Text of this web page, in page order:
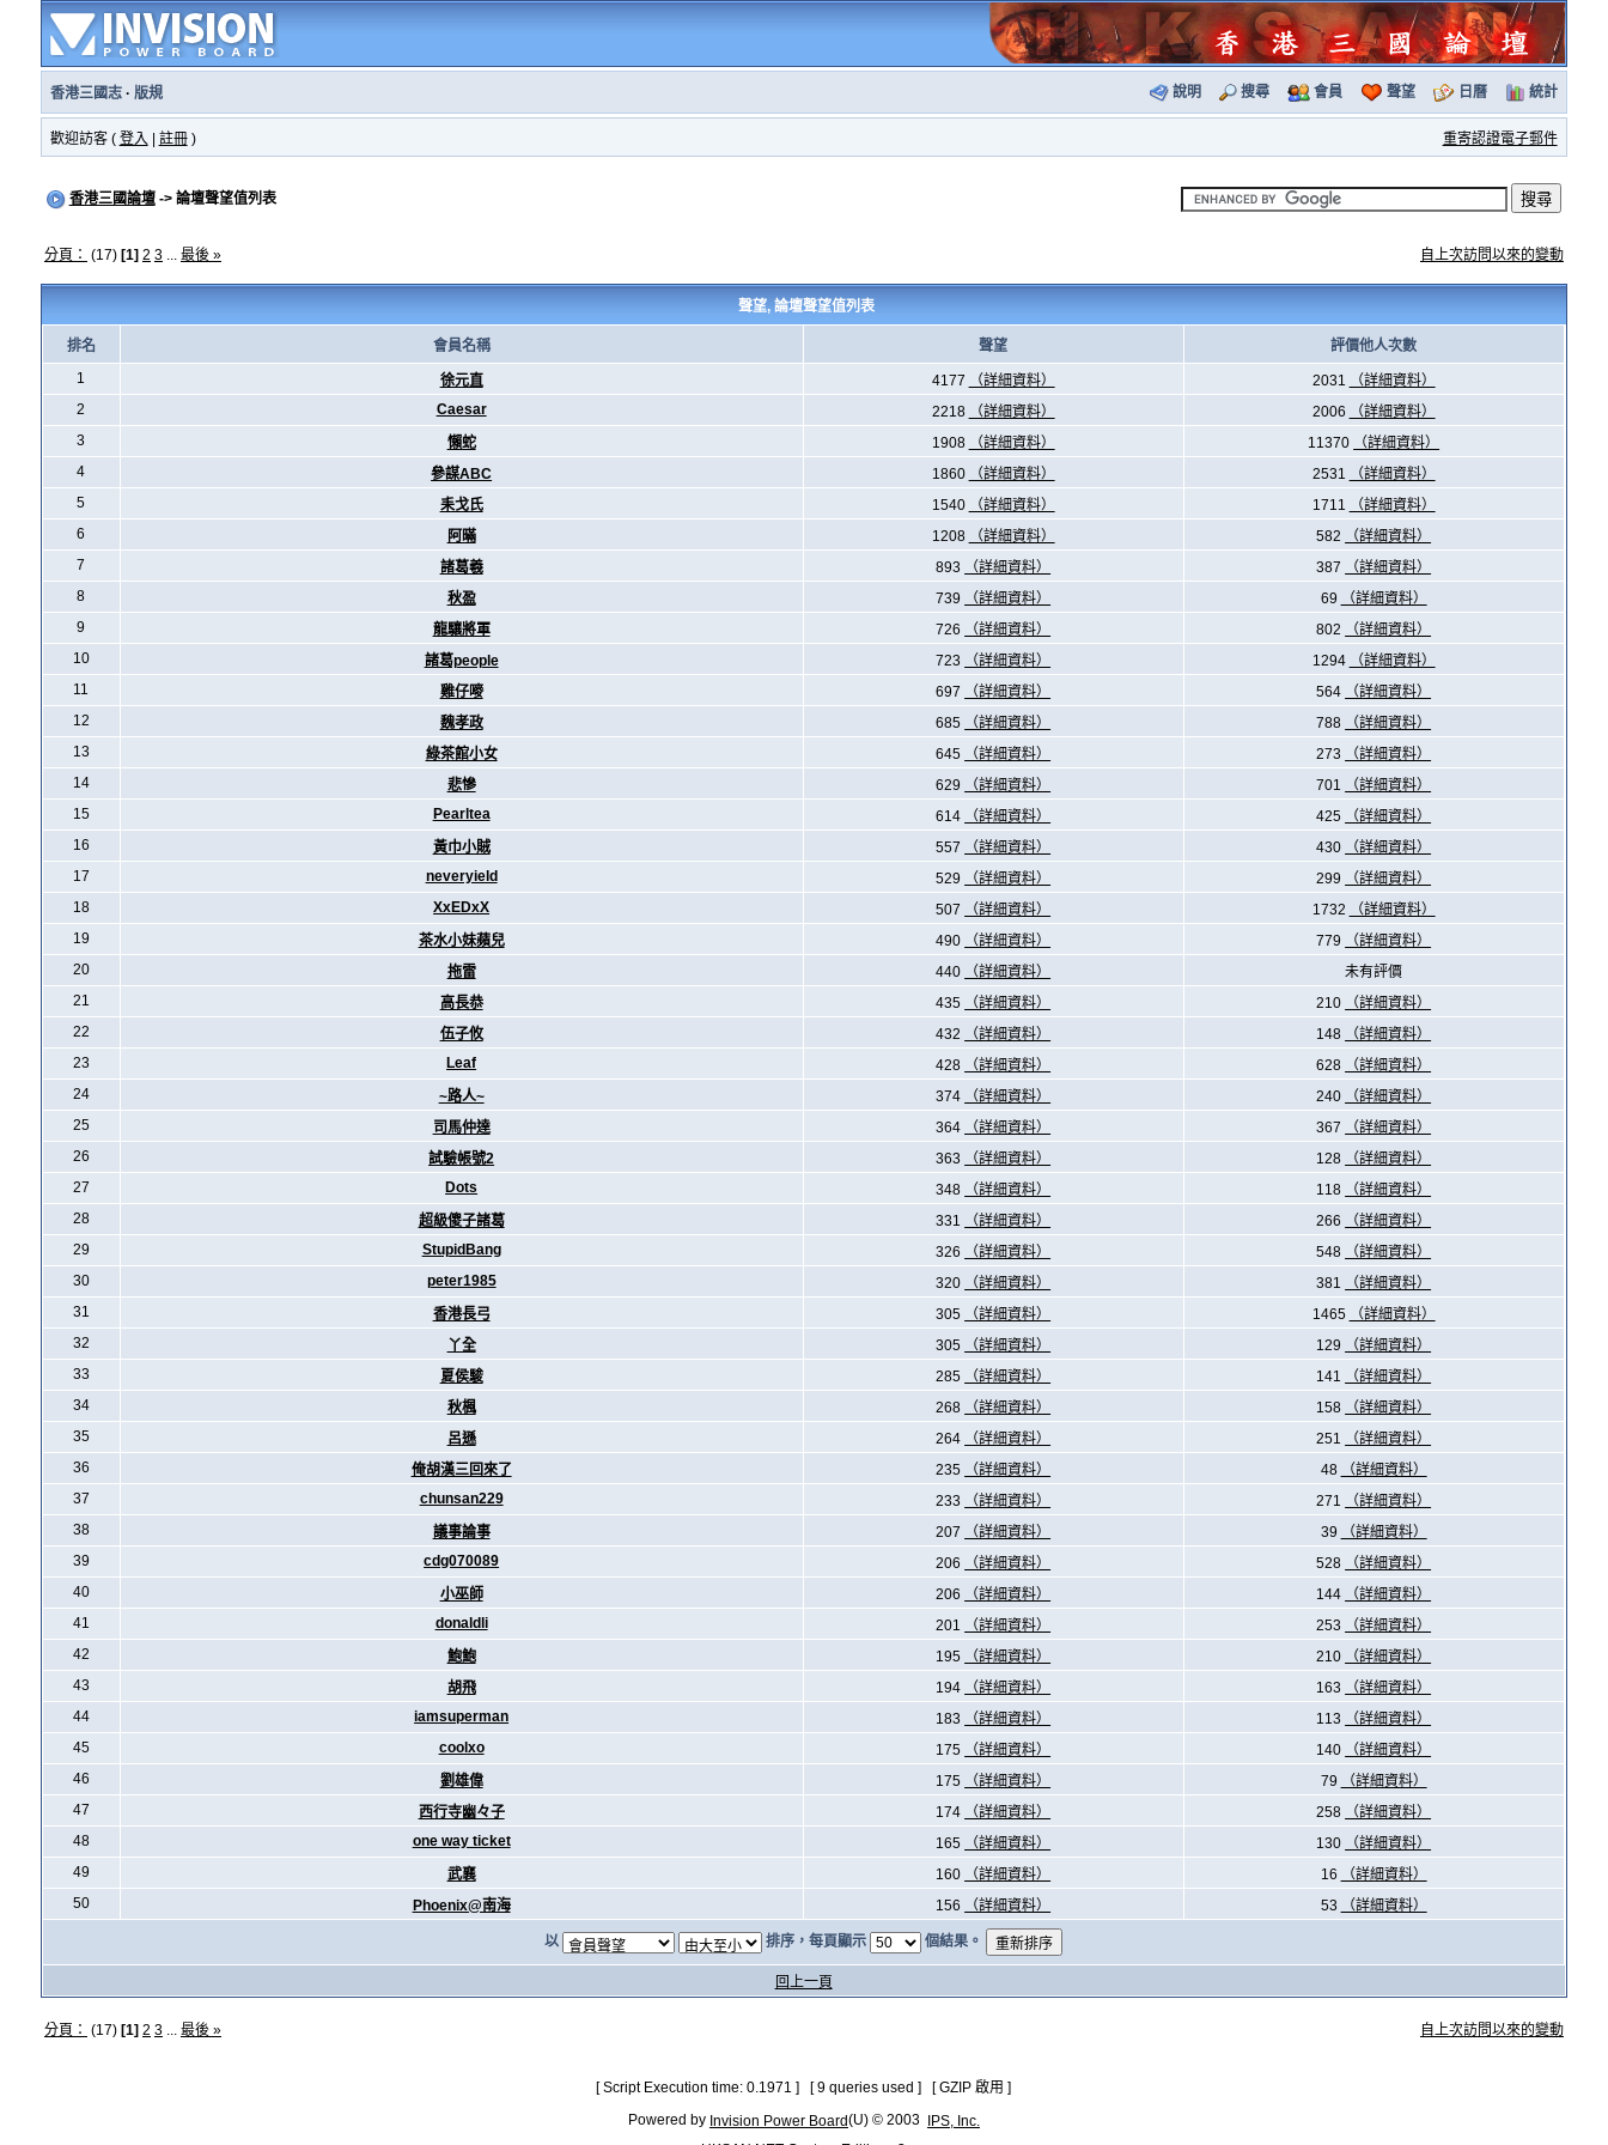
香港三國志· 版規 說明 搜尋 會員 聲望 日曆 統計
歡迎訪客 ( 登入 註冊) 重寄認證電子郵件
香港三國論壇-> 論壇聲望值列表
分頁： (17) [1] 2 3... 最後 » 自上次訪問以來的變動
聲望, 論壇聲望值列表
排名 會員名稱 聲望
評價他人次數
1
徐元直 4177 （詳細資料） 2031
（詳細資料）
2
Caesar 2218 （詳細資料） 2006
（詳細資料）
3
懶蛇 1908 （詳細資料） 11370
（詳細資料）
4
參謀ABC 1860 （詳細資料） 2531
（詳細資料）
5
耒戈氏 1540 （詳細資料） 1711
（詳細資料）
6
阿暪 1208 （詳細資料） 582
（詳細資料）
7
諸葛羲 893 （詳細資料） 387
（詳細資料）
8
秋盈 739 （詳細資料） 69
（詳細資料）
9
龍驤將軍 726 （詳細資料） 802
（詳細資料）
10
諸葛people 723 （詳細資料） 1294
（詳細資料）
11
雞仔嘜 697 （詳細資料） 564
（詳細資料）
12
魏孝政 685 （詳細資料） 788
（詳細資料）
13
綠茶館小女 645 （詳細資料） 273
（詳細資料）
14
悲慘 629 （詳細資料） 701
（詳細資料）
15
Pearltea 614 （詳細資料） 425
（詳細資料）
16
黃巾小賊 557 （詳細資料） 430
（詳細資料）
17
neveryield 529 （詳細資料） 299
（詳細資料）
18
XxEDxX 507 （詳細資料） 1732
（詳細資料）
19
茶水小妹蘋兒 490 （詳細資料） 779
（詳細資料）
20
拖雷 440 （詳細資料）
未有評價
21
高長恭 435 （詳細資料） 210
（詳細資料）
22
伍子攸 432 （詳細資料） 148
（詳細資料）
23
Leaf 428 （詳細資料） 628
（詳細資料）
24
~路人~ 374 （詳細資料） 240
（詳細資料）
25
司馬仲達 364 （詳細資料） 367
（詳細資料）
26
試驗帳號2 363 （詳細資料） 128
（詳細資料）
27
Dots 348 （詳細資料） 118
（詳細資料）
28
超級傻子諸葛 331 （詳細資料） 266
（詳細資料）
29
StupidBang 326 （詳細資料） 548
（詳細資料）
30
peter1985 320 （詳細資料） 381
（詳細資料）
31
香港長弓 305 （詳細資料） 1465
（詳細資料）
32
丫全 305 （詳細資料） 129
（詳細資料）
33
夏侯駿 285 （詳細資料） 141
（詳細資料）
34
秋楓 268 （詳細資料） 158
（詳細資料）
35
呂遜 264 （詳細資料） 251
（詳細資料）
36
俺胡漢三回來了 235 （詳細資料） 48
（詳細資料）
37
chunsan229 233 （詳細資料） 271
（詳細資料）
38
議事論事 207 （詳細資料） 39
（詳細資料）
39
cdg070089 206 （詳細資料） 528
（詳細資料）
40
小巫師 206 （詳細資料） 144
（詳細資料）
41
donaldli 201 （詳細資料） 253
（詳細資料）
42
鮑鮑 195 （詳細資料） 210
（詳細資料）
43
胡飛 194 （詳細資料） 163
（詳細資料）
44
iamsuperman 183 （詳細資料） 113
（詳細資料）
45
coolxo 175 （詳細資料） 140
（詳細資料）
46
劉雄偉 175 （詳細資料） 79
（詳細資料）
47
西行寺幽々子 174 （詳細資料） 258
（詳細資料）
48
one way ticket 165 （詳細資料） 130
（詳細資料）
49
武襄 160 （詳細資料） 16
（詳細資料）
50
Phoenix@南海 156 （詳細資料） 53 （詳細資料）
以 排序，每頁顯示 個結果。
回上一頁
分頁： (17) [1] 2 3... 最後 » 自上次訪問以來的變動
[ Script Execution time: 0.1971 ] [ 9 queries used ] [ GZIP 啟用 ]
Powered by Invision Power Board(U) © 2003
IPS, Inc.